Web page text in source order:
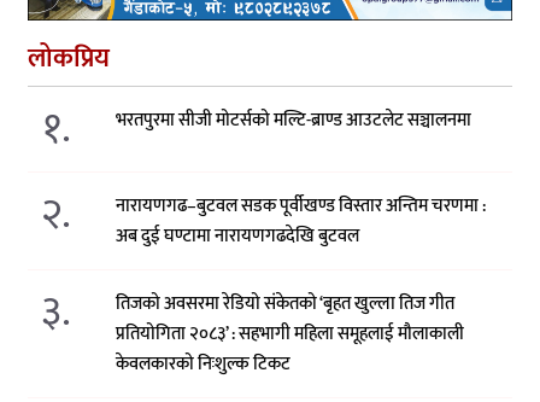
लोकप्रिय
१. भरतपुरमा सीजी मोटर्सको मल्टि-ब्राण्ड आउटलेट सञ्चालनमा
२.
नारायणगढ–बुटवल सडक पूर्वीखण्ड विस्तार अन्तिम चरणमा :
अब दुई घण्टामा नारायणगढदेखि बुटवल
३.
तिजको अवसरमा रेडियो संकेतको ‘बृहत खुल्ला तिज गीत
प्रतियोगिता २०८३’ : सहभागी महिला समूहलाई मौलाकाली
केवलकारको निःशुल्क टिकट